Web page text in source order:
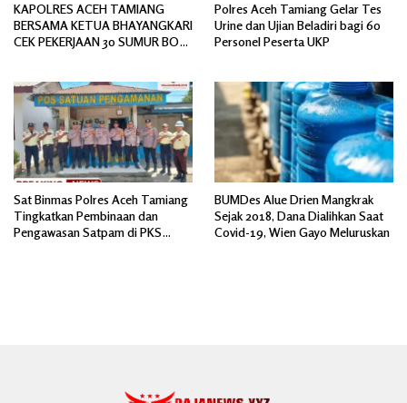
KAPOLRES ACEH TAMIANG
BERSAMA KETUA BHAYANGKARI
CEK PEKERJAAN 30 SUMUR BOR
Polres Aceh Tamiang Gelar Tes
Urine dan Ujian Beladiri bagi 60
Personel Peserta UKP
Sat Binmas Polres Aceh Tamiang
Tingkatkan Pembinaan dan
Pengawasan Satpam di PKS
BUMDes Alue Drien Mangkrak
Sejak 2018, Dana Dialihkan Saat
Covid-19, Wien Gayo Meluruskan